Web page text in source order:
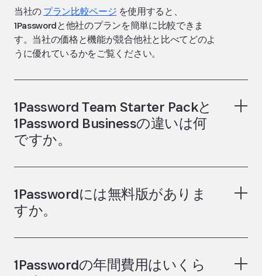
当社のプラン比較ページ を使用すると、
1Passwordと他社のプランを簡単に比較できま
す。当社の価格と機能が競合他社と比べてどのよ
うに優れているかをご覧ください。
1Password Team Starter Packと
1Password Businessの違いは何
ですか。
1Passwordには無料版がありま
すか。
1Passwordの年間費用はいくら